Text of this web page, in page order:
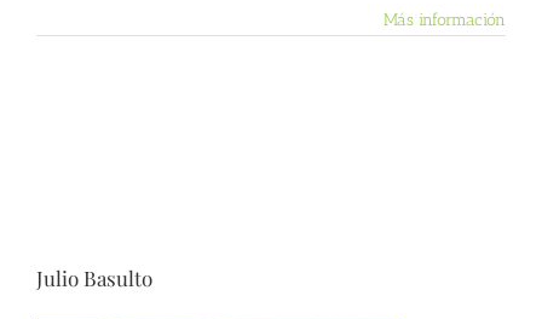
Más información
Julio Basulto